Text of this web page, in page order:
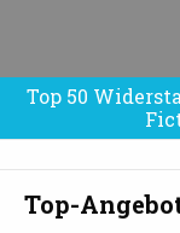
Top 50
Top-